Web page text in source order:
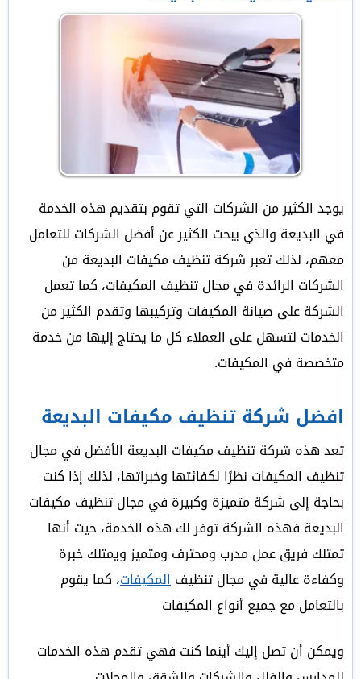
يوجد الكثير من الشركات التي تقوم بتقديم هذه الخدمة
في البديعة والذي يبحث الكثير عن أفضل الشركات للتعامل
معهم، لذلك تعبر شركة تنظيف مكيفات البديعة من
الشركات الرائدة في مجال تنظيف المكيفات، كما تعمل
الشركة على صيانة المكيفات وتركيبها وتقدم الكثير من
الخدمات لتسهل على العملاء كل ما يحتاج إليها من خدمة
متخصصة في المكيفات.
افضل شركة تنظيف مكيفات البديعة
تعد هذه شركة تنظيف مكيفات البديعة الأفضل في مجال
تنظيف المكيفات نظرًا لكفائتها وخبراتها، لذلك إذا كنت
بحاجة إلى شركة متميزة وكبيرة في مجال تنظيف مكيفات
البديعة فهذه الشركة توفر لك هذه الخدمة، حيث أنها
تمتلك فريق عمل مدرب ومحترف ومتميز ويمتلك خبرة
وكفاءة عالية في مجال تنظيفالمكيفات، كما يقوم
بالتعامل مع جميع أنواع المكيفات
ويمكن أن تصل إليك أينما كنت فهي تقدم هذه الخدمات